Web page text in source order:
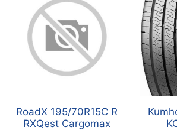
RoadX 195/70R15C R
RXQest Cargomax